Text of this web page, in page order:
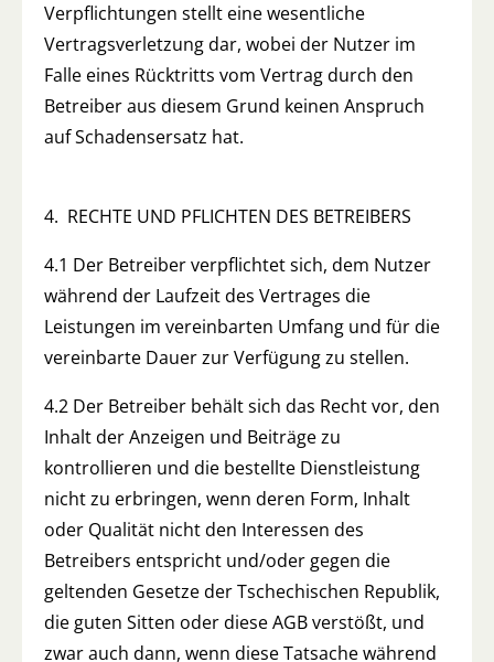
Verpflichtungen stellt eine wesentliche
Vertragsverletzung dar, wobei der Nutzer im
Falle eines Rücktritts vom Vertrag durch den
Betreiber aus diesem Grund keinen Anspruch
auf Schadensersatz hat.
4. RECHTE UND PFLICHTEN DES BETREIBERS
4.1 Der Betreiber verpflichtet sich, dem Nutzer
während der Laufzeit des Vertrages die
Leistungen im vereinbarten Umfang und für die
vereinbarte Dauer zur Verfügung zu stellen.
4.2 Der Betreiber behält sich das Recht vor, den
Inhalt der Anzeigen und Beiträge zu
kontrollieren und die bestellte Dienstleistung
nicht zu erbringen, wenn deren Form, Inhalt
oder Qualität nicht den Interessen des
Betreibers entspricht und/oder gegen die
geltenden Gesetze der Tschechischen Republik,
die guten Sitten oder diese AGB verstößt, und
zwar auch dann, wenn diese Tatsache während